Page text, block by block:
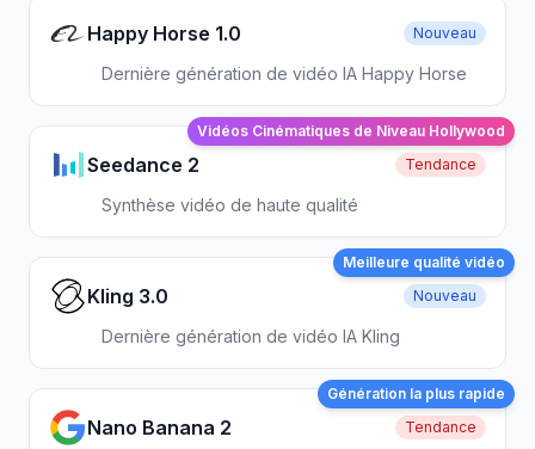
Happy Horse 1.0 Nouveau
Dernière génération de vidéo IA Happy Horse
Vidéos Cinématiques de Niveau Hollywood
Seedance 2 Tendance
Synthèse vidéo de haute qualité
Meilleure qualité vidéo
Kling 3.0 Nouveau
Dernière génération de vidéo IA Kling
Génération la plus rapide
Nano Banana 2 Tendance